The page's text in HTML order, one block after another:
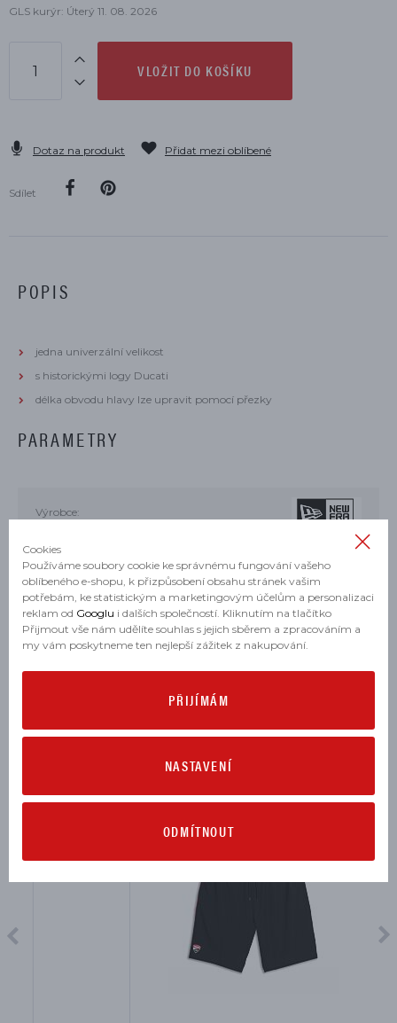
GLS kurýr: Úterý 11. 08. 2026
VLOŽIT DO KOŠÍKU
Dotaz na produkt Přidat mezi oblíbené
Sdílet
POPIS
jedna univerzální velikost
s historickými logy Ducati
délka obvodu hlavy lze upravit pomocí přezky
PARAMETRY
Výrobce:
Určení:
Materiál: 100% bavlna
Barva: černá
MOHLO BY SE VÁM HODIT
Cookies
Používáme soubory cookie ke správnému fungování vašeho
oblíbeného e-shopu, k přizpůsobení obsahu stránek vašim
potřebám, ke statistickým a marketingovým účelům a personalizaci
reklam od Googlu i dalších společností. Kliknutím na tlačítko
Přijmout vše nám udělíte souhlas s jejich sběrem a zpracováním a
my vám poskytneme ten nejlepší zážitek z nakupování.
PŘIJÍMÁM
NASTAVENÍ
ODMÍTNOUT